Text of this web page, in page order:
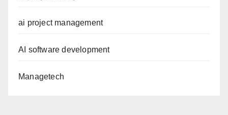
ai project management
AI software development
Managetech